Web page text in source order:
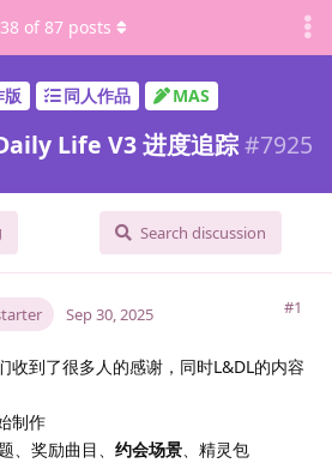
版 同人作品 MAS
Life V3 进度追踪 #7925
Search discussion
38 of 87 posts
#1
Sep 30, 2025
收到了很多人的感谢，同时L&DL的内容
制作
、奖励曲目、 约会场景、精灵包